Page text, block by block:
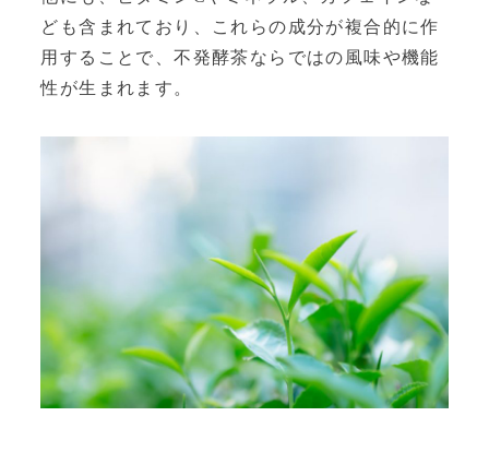
ども含まれており、これらの成分が複合的に作
用することで、不発酵茶ならではの風味や機能
性が生まれます。